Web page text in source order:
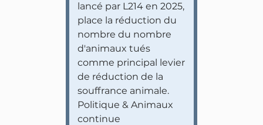
lancé par L214 en 2025,
place la réduction du
nombre du nombre
d'animaux tués
comme principal levier
de réduction de la
souffrance animale.
Politique & Animaux
continue